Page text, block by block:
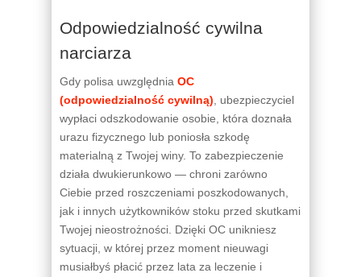
Odpowiedzialność cywilna
narciarza
Gdy polisa uwzględnia OC
(odpowiedzialność cywilną) , ubezpieczyciel
wypłaci odszkodowanie osobie, która doznała
urazu fizycznego lub poniosła szkodę
materialną z Twojej winy. To zabezpieczenie
działa dwukierunkowo — chroni zarówno
Ciebie przed roszczeniami poszkodowanych,
jak i innych użytkowników stoku przed skutkami
Twojej nieostrożności. Dzięki OC unikniesz
sytuacji, w której przez moment nieuwagi
musiałbyś płacić przez lata za leczenie i